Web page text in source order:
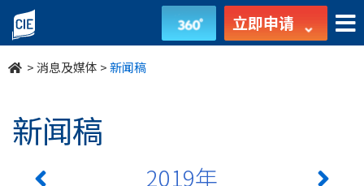
undefined 立即申请
>消息及媒体 >新闻稿
新闻稿
2019年